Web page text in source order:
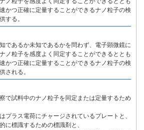
かつ正確に定量することができるナノ粒子の検
する。
であるか未知であるかを問わず、電子顕微鏡に
ノ粒子を感度よく同定することができるととも
かつ正確に定量することができるナノ粒子の検
される。
で試料中のナノ粒子を同定または定量するため
プラス電荷にチャージされているプレートと、
に標識するための標識剤と、